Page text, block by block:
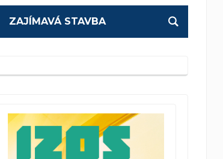
ZAJÍMAVÁ STAVBA